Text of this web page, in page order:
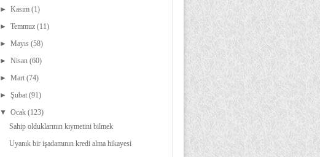
►Kasım(1)
►Temmuz(11)
►Mayıs(58)
►Nisan(60)
►Mart(74)
►Şubat(91)
▼Ocak(123)
Sahip olduklarının kıymetini bilmek
Uyanık bir işadamının kredi alma hikayesi